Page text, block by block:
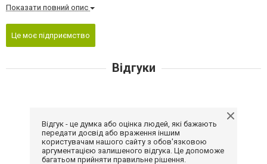
Показати повний опис
Це моє підприємство
Відгуки
Відгук - це думка або оцінка людей, які бажають
передати досвід або враження іншим
користувачам нашого сайту з обов'язковою
аргументацією залишеного відгука. Це допоможе
багатьом прийняти правильне рішення.